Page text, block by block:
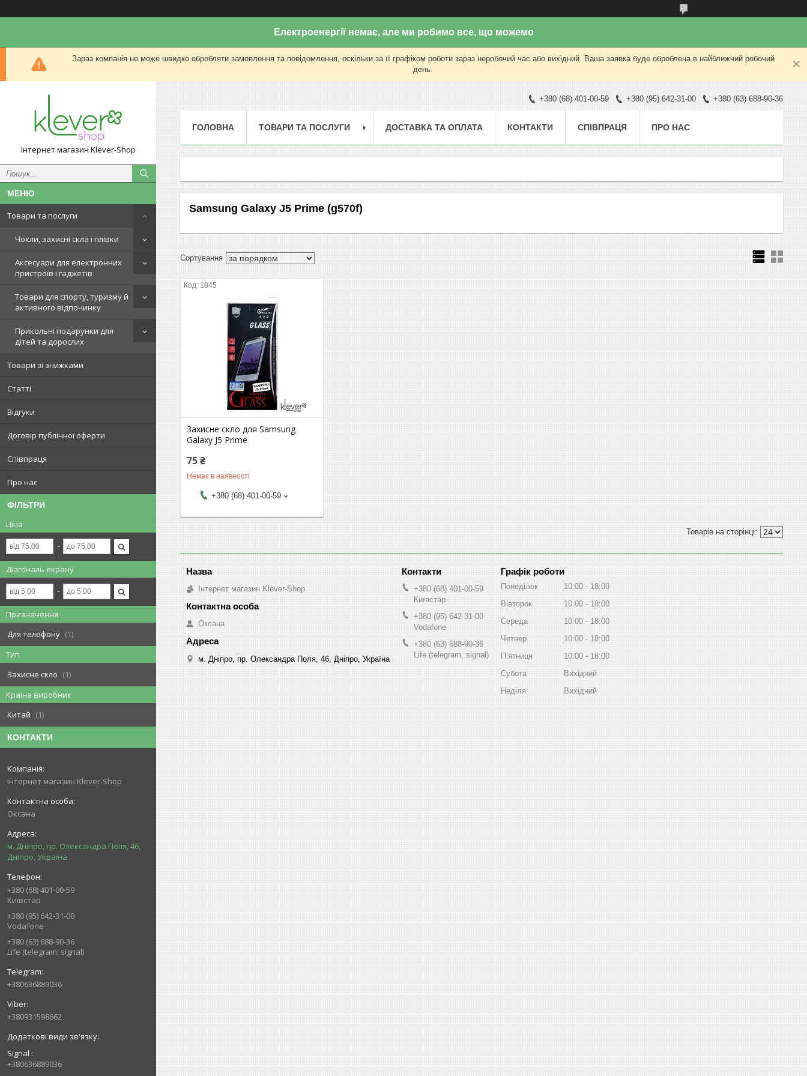
Електроенергії немає, але ми робимо все, що можемо
Зараз компанія не може швидко обробляти замовлення та повідомлення, оскільки за її графіком роботи зараз неробочий час або вихідний. Ваша заявка буде оброблена в найближчий робочий
день.
Інтернет магазин Klever-Shop
Товари та послуги
Чохли, захисні скла і плівки
Аксесуари для електронних
пристроїв і гаджетів
Товари для спорту, туризму й
активного відпочинку
Прикольні подарунки для
дітей та дорослих
Товари зі знижками
Статті
Відгуки
Договір публічної оферти
Співпраця
Про нас
ФІЛЬТРИ
Ціна
Діагональ екрану
Призначення
Для телефону
1
Тип
Захисне скло
1
Країна виробник
Китай
1
КОНТАКТИ
Інтернет магазин Klever-Shop
Оксана
м. Дніпро, пр. Олександра Поля, 46,
Дніпро, Україна
+380 (68) 401-00-59
Київстар
+380 (95) 642-31-00
Vodafone
+380 (63) 688-90-36
Life (telegram, signal)
+380636889036
+380931598662
Signal
+380636889036
+380 (68) 401-00-59 +380 (95) 642-31-00 +380 (63) 688-90-36
ГОЛОВНА ТОВАРИ ТА ПОСЛУГИ ДОСТАВКА ТА ОПЛАТА КОНТАКТИ СПІВПРАЦЯ ПРО НАС
Samsung Galaxy J5 Prime (g570f)
1845
Захисне скло для Samsung
Galaxy J5 Prime
75 ₴
Немає в наявності
+380 (68) 401-00-59
Інтернет магазин Klever-Shop
Оксана
м. Дніпро, пр. Олександра Поля, 46, Дніпро, Україна
+380 (68) 401-00-59
Київстар
+380 (95) 642-31-00
Vodafone
+380 (63) 688-90-36
Life (telegram, signal)
Графік роботи
Понеділок 10:00
18:00
Вівторок
10:00
18:00
Середа
10:00
18:00
Четвер
10:00
18:00
Пʼятниця
10:00
18:00
Субота
Вихідний
Неділя
Вихідний